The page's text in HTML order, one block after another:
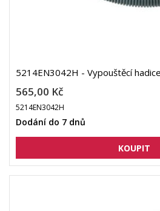
5214EN3042H - Vypouštěcí
565,00 Kč
5214EN3042H
Dodání do 7 dnů